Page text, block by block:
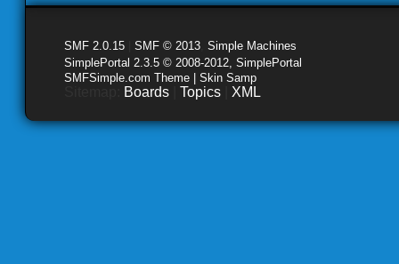
SMF 2.0.15 SMF © 2013 Simple Machines
SimplePortal 2.3.5 © 2008-2012, SimplePortal
SMFSimple.com Theme | Skin Samp
Boards Topics XML